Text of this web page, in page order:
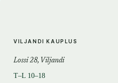
VILJANDI KAUPLUS
Lossi 28, Viljandi
T–L 10–18